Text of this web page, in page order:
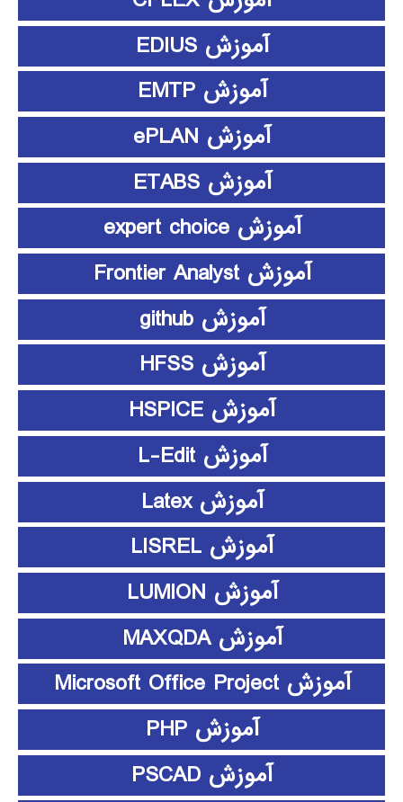
آموزش EDIUS
آموزش EMTP
آموزش ePLAN
آموزش ETABS
آموزش expert choice
آموزش Frontier Analyst
آموزش github
آموزش HFSS
آموزش HSPICE
آموزش L-Edit
آموزش Latex
آموزش LISREL
آموزش LUMION
آموزش MAXQDA
آموزش Microsoft Office Project
آموزش PHP
آموزش PSCAD